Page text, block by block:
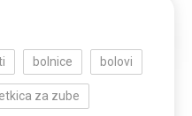
bolnice bolovi
za zube